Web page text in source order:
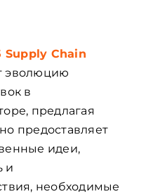
Supply Chain
эволюцию
в
предлагая
предоставляет
идеи,
и
необходимые